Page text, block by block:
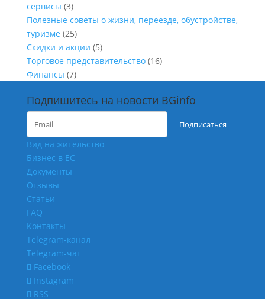
сервисы (3)
Полезные советы о жизни, переезде, обустройстве,
туризме (25)
Скидки и акции (5)
Торговое представительство(16)
Финансы (7)
Подпишитесь на новости BGinfo
Подписаться
Вид на жительство
Бизнес в ЕС
Документы
Отзывы
Статьи
FAQ
Контакты
Telegram-канал
Telegram-чат
Facebook
Instagram
RSS